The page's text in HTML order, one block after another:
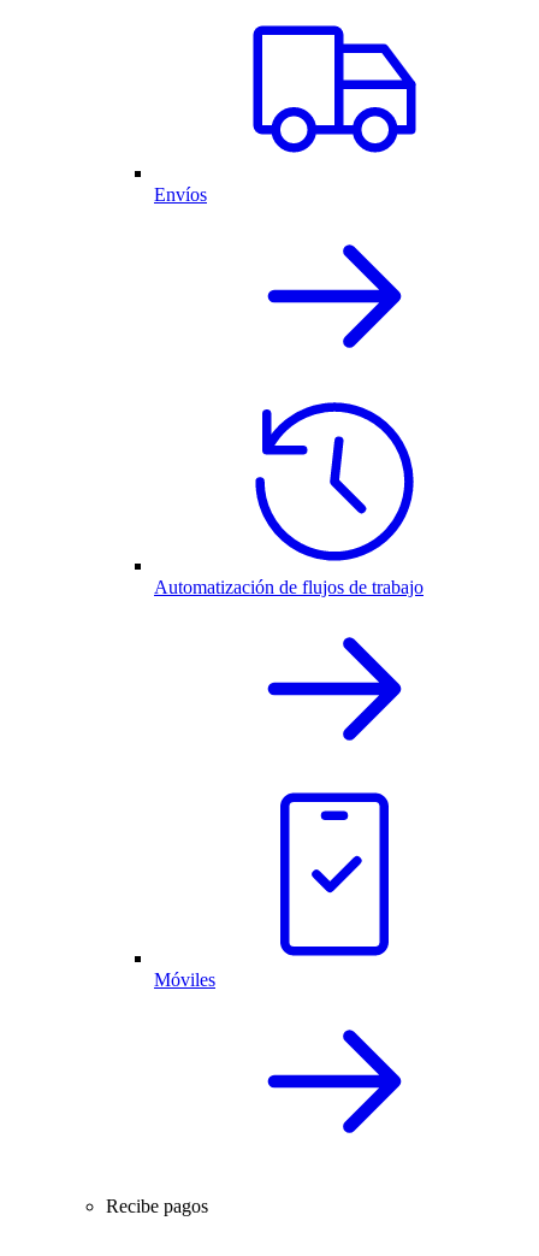
Envíos
Automatización de flujos de trabajo
Móviles
Recibe pagos